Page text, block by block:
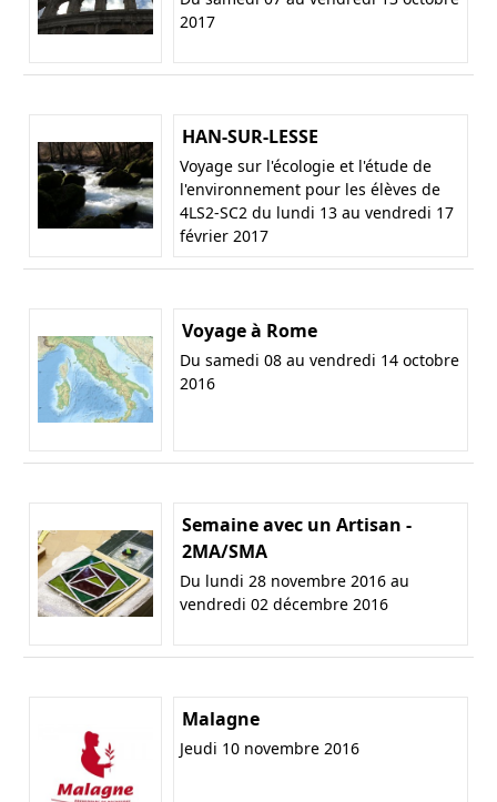
2017
HAN-SUR-LESSE
Voyage sur l'écologie et l'étude de
l'environnement pour les élèves de
4LS2-SC2 du lundi 13 au vendredi 17
février 2017
Voyage à Rome
Du samedi 08 au vendredi 14 octobre
2016
Semaine avec un Artisan -
2MA/SMA
Du lundi 28 novembre 2016 au
vendredi 02 décembre 2016
Malagne
Jeudi 10 novembre 2016